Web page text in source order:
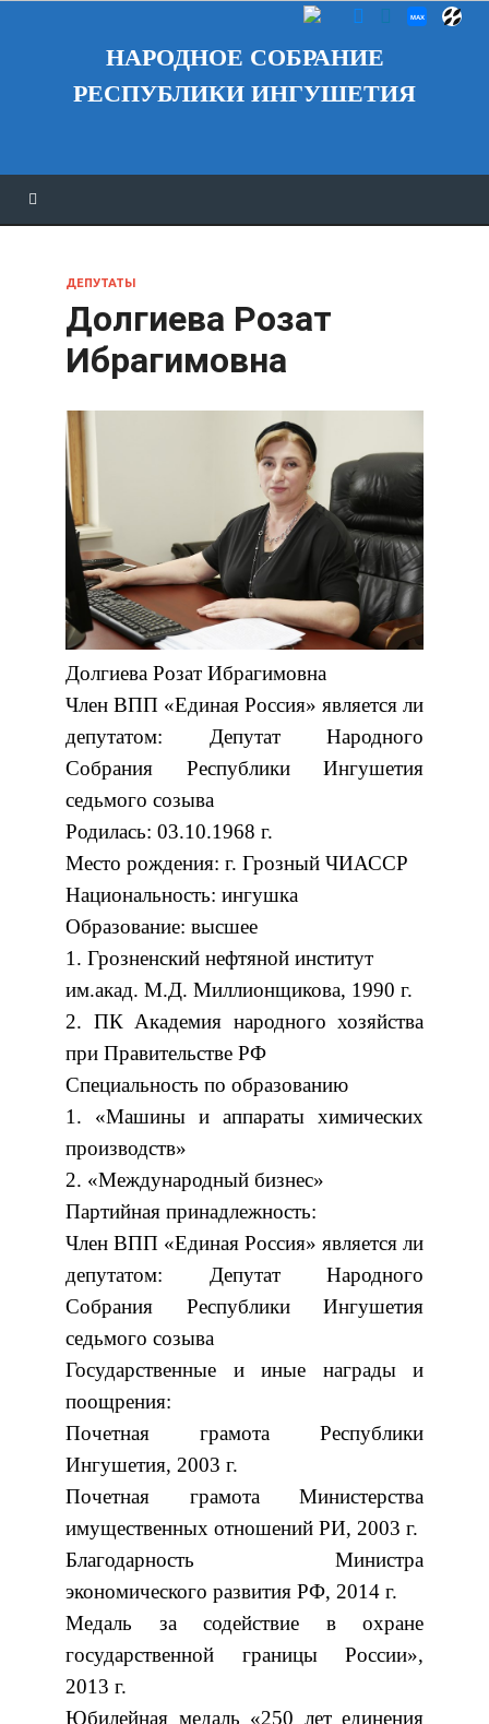
НАРОДНОЕ СОБРАНИЕ
РЕСПУБЛИКИ ИНГУШЕТИЯ
ДЕПУТАТЫ
Долгиева Розат
Ибрагимовна
Долгиева Розат Ибрагимовна
Член ВПП «Единая Россия» является ли
депутатом: Депутат Народного
Собрания Республики Ингушетия
седьмого созыва
Родилась: 03.10.1968 г.
Место рождения: г. Грозный ЧИАССР
Национальность: ингушка
Образование: высшее
1. Грозненский нефтяной институт
им.акад. М.Д. Миллионщикова, 1990 г.
2. ПК Академия народного хозяйства
при Правительстве РФ
Специальность по образованию
1. «Машины и аппараты химических
производств»
2. «Международный бизнес»
Партийная принадлежность:
Член ВПП «Единая Россия» является ли
депутатом: Депутат Народного
Собрания Республики Ингушетия
седьмого созыва
Государственные и иные награды и
поощрения:
Почетная грамота Республики
Ингушетия, 2003 г.
Почетная грамота Министерства
имущественных отношений РИ, 2003 г.
Благодарность Министра
экономического развития РФ, 2014 г.
Медаль за содействие в охране
государственной границы России»,
2013 г.
Юбилейная медаль «250 лет единения